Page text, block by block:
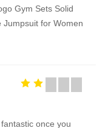
Gym Sets Solid
Jumpsuit for Women
once you